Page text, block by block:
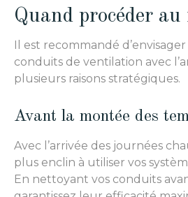
Quand procéder
Il est recommandé
conduits de ventilation avec
plusieurs raisons stratégiques.
Avant la montée des
Avec l’arrivée des journées
plus enclin à utiliser vos
En nettoyant vos conduits